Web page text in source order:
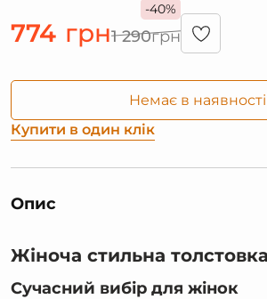
-40%
774 грн1 290грн
Немає в наявності
Купити в один клік
Опис
Жіноча стильна
Сучасний вибір для жінок